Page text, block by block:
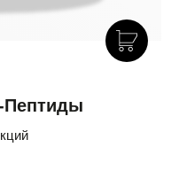
Пептиды